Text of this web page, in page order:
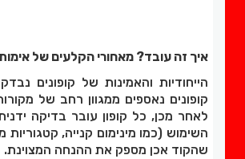
איך זה עובד? מאחורי הקלעים של
הייחודיות והאמינות של קופונים
קופונים נאספים ממגוון רחב של
לאחר מכן, כל קופון עובר בדיקה
השימוש (כמו מינימום קנייה,
שהקוד אכן מספק את ההנחה המצוינת.